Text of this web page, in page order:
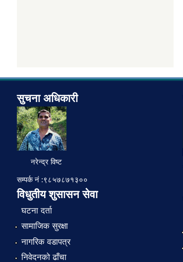
सुचना अधिकारी
नरेन्द्र विष्ट
सम्पर्क नं :९८५७८७१३००
विधुतीय शुसासन सेवा
घटना दर्ता
सामाजिक सुरक्षा
नागरिक वडापत्र
निवेदनको ढाँचा